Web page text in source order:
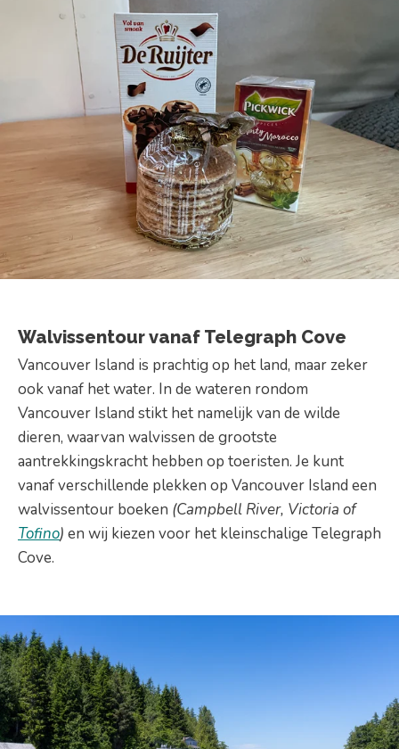
Walvissentour vanaf Telegraph Cove
Vancouver Island is prachtig op het land, maar zeker
ook vanaf het water. In de wateren rondom
Vancouver Island stikt het namelijk van de wilde
dieren, waarvan walvissen de grootste
aantrekkingskracht hebben op toeristen. Je kunt
vanaf verschillende plekken op Vancouver Island een
walvissentour boeken (Campbell River, Victoria of
Tofino) en wij kiezen voor het kleinschalige Telegraph
Cove.